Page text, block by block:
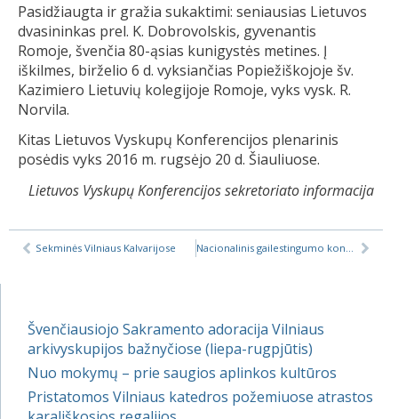
Pasidžiaugta ir gražia sukaktimi: seniausias Lietuvos
dvasininkas prel. K. Dobrovolskis, gyvenantis
Romoje, švenčia 80-ąsias kunigystės metines. Į
iškilmes, birželio 6 d. vyksiančias Popiežiškojoje šv.
Kazimiero Lietuvių kolegijoje Romoje, vyks vysk. R.
Norvila.
Kitas Lietuvos Vyskupų Konferencijos plenarinis
posėdis vyks 2016 m. rugsėjo 20 d. Šiauliuose.
Lietuvos Vyskupų Konferencijos sekretoriato informacija
Sekminės Vilniaus Kalvarijose Nacionalinis gailestingumo kongresas
Švenčiausiojo Sakramento adoracija Vilniaus
arkivyskupijos bažnyčiose (liepa-rugpjūtis)
Nuo mokymų – prie saugios aplinkos kultūros
Pristatomos Vilniaus katedros požemiuose atrastos